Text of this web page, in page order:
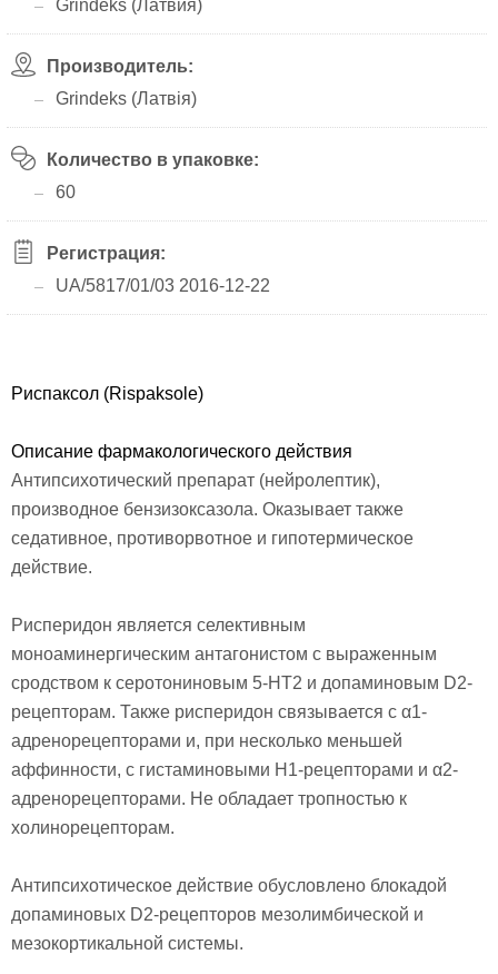
Grindeks (Латвия)
Производитель:
Grindeks (Латвія)
Количество в упаковке:
60
Регистрация:
UA/5817/01/03 2016-12-22
Риспаксол (Rispaksole)
Описание фармакологического действия
Антипсихотический препарат (нейролептик),
производное бензизоксазола. Оказывает также
седативное, противорвотное и гипотермическое
действие.
Рисперидон является селективным
моноаминергическим антагонистом с выраженным
сродством к серотониновым 5-НТ2 и допаминовым D2-
peцепторам. Также рисперидон связывается с α1-
адренорецепторами и, при несколько меньшей
аффинности, с гистаминовыми Н1-рецепторами и α2-
адренорецепторами. Не обладает тропностью к
холинорецепторам.
Антипсихотическое действие обусловлено блокадой
допаминовых D2-рецепторов мезолимбической и
мезокортикальной системы.